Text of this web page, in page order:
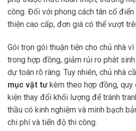
công. Đối với phong cách tân cổ
thiện cao cấp, đơn giá có thể vượt
Gói trọn gói thuận tiện cho chủ nhà
trong hợp đồng, giảm rủi ro phát
dự toán rõ ràng. Tuy nhiên, chủ nhà
mục vật tưkèm theo hợp đồng, quy
kiện thay đổi khối lượng để tránh
thầu có kinh nghiệm và minh bạch
chi phí và tiến độ thi công.